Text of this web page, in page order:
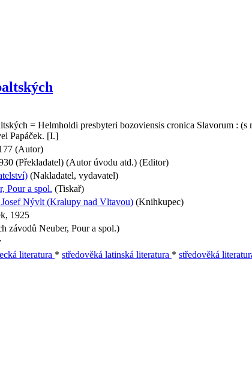
= Helmholdi presbyteri bozoviensis cronica Slavorum :
Papáček. [I.]
(Autor)
(Překladatel) (Autor úvodu atd.) (Editor)
(Nakladatel, vydavatel)
Pour a spol. (Tiskař)
Nývlt (Kralupy nad Vltavou) (Knihkupec)
1925
závodů Neuber, Pour a spol.)
literatura * středověká latinská literatura * středověká